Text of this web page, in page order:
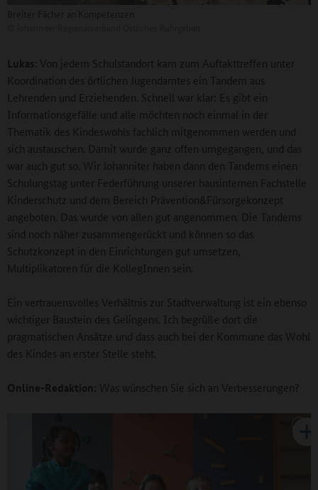
Lukas: Von jedem Schulstandort kam zum Auftakttreffen unter
Koordination des örtlichen Jugendamtes ein Tandem aus
Lehrenden und Erziehenden. Schnell war klar: Es gibt ein
Informationsgefälle und alle möchten noch einmal in der
Thematik des Kindeswohls fachlich mitgenommen werden und
sich austauschen. Damit wurde ganz offen umgegangen, und das
war auch gut so. Wir Johanniter haben dann den Tandems einen
Schulungstag unter Federführung unserer hausinternen Fachstelle
Kinderschutz und dem Bereich Prävention&Fürsorgekonzept
angeboten. Das wurde von allen gut angenommen. Die Tandems
sind noch näher zusammengerückt und können so das
Schutzkonzept in den Einrichtungen gut umsetzen,
Multiplikatoren für die KollegInnen sein.
Ein vertrauensvolles Verhältnis zur Stadtverwaltung ist ein ebenso
wichtiger Baustein des Gelingens. Ich begrüße dort die
pragmatischen Ansätze und dass auch bei der Kommune das Wohl
des Kindes an erster Stelle steht.
Online-Redaktion: Was wünschen Sie sich an Verbesserungen?